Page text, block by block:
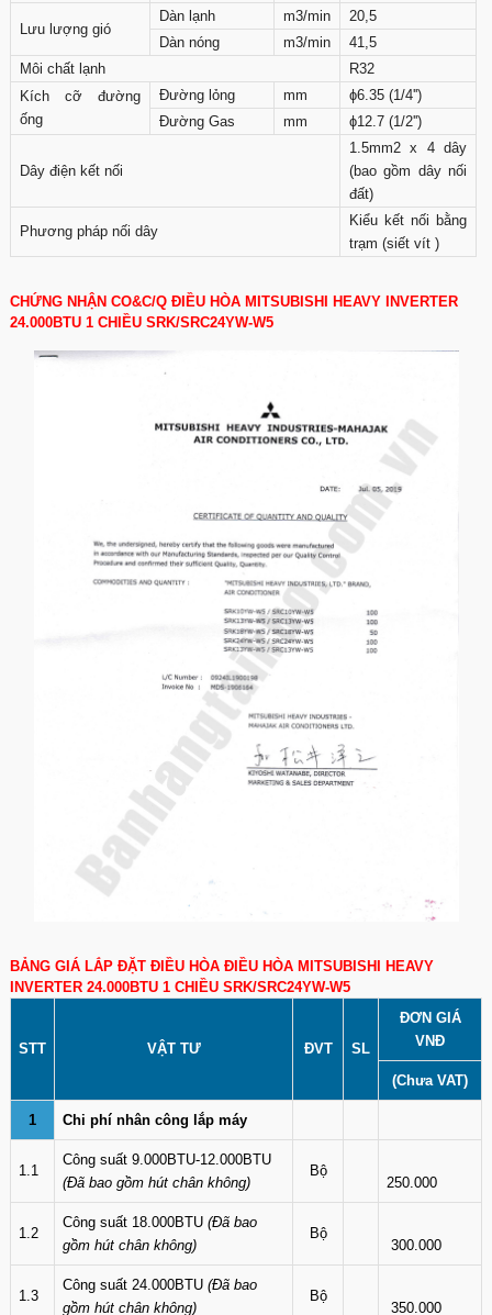
Lưu lượng gió
Dàn lạnh m3/min
20,5
Dàn nóng
m3/min
41,5
Môi chất lạnh
R32
Kích cỡ đường
ống
Đường lỏng mm
ɸ6.35 (1/4'')
Đường Gas
mm ɸ12.7 (1/2'')
Dây điện kết nối
1.5mm2 x 4 dây
(bao gồm dây nối
đất)
Phương pháp nối dây
Kiểu kết nối bằng
trạm (siết vít )
CHỨNG NHẬN CO&C/Q ĐIỀU HÒA MITSUBISHI HEAVY INVERTER
24.000BTU 1 CHIỀU SRK/SRC24YW-W5
BẢNG GIÁ LẮP ĐẶT ĐIỀU HÒA ĐIỀU HÒA MITSUBISHI HEAVY
INVERTER 24.000BTU 1 CHIỀU SRK/SRC24YW-W5
STT VẬT TƯ ĐVT SL
ĐƠN GIÁ
VNĐ
(Chưa VAT)
1 Chi phí nhân công lắp máy
1.1
Công suất 9.000BTU-12.000BTU
(Đã bao gồm hút chân không)
Bộ
250.000
1.2
Công suất 18.000BTU (Đã bao
gồm hút chân không)
Bộ
300.000
1.3
Công suất 24.000BTU (Đã bao
gồm hút chân không)
Bộ
350.000